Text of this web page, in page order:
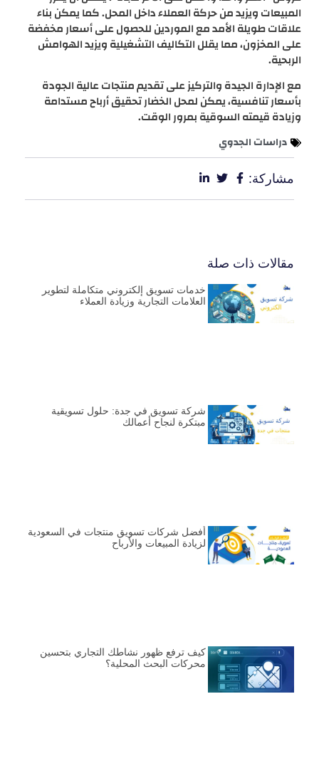
المبيعات ويزيد من حركة العملاء داخل المحل. كما يمكن بناء
علاقات طويلة الأمد مع الموردين للحصول على أسعار مخفضة
على المخزون، مما يقلل التكاليف التشغيلية ويزيد الهوامش
الربحية.
مع الإدارة الجيدة والتركيز على تقديم منتجات عالية الجودة
بأسعار تنافسية، يمكن لمحل الخضار تحقيق أرباح مستدامة
وزيادة قيمته السوقية بمرور الوقت.
دراسات الجدوي
مشاركة:
مقالات ذات صلة
خدمات تسويق إلكتروني متكاملة لتطوير
العلامات التجارية وزيادة العملاء
شركة تسويق في جدة: حلول تسويقية
مبتكرة لنجاح أعمالك
أفضل شركات تسويق منتجات في السعودية
لزيادة المبيعات والأرباح
كيف ترفع ظهور نشاطك التجاري بتحسين
محركات البحث المحلية؟